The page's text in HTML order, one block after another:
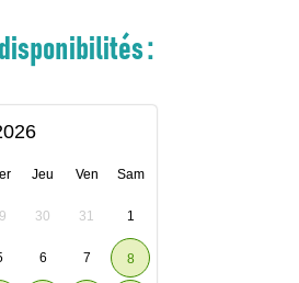
:
Jeu Ven Sam
30 31 1
6 7 8